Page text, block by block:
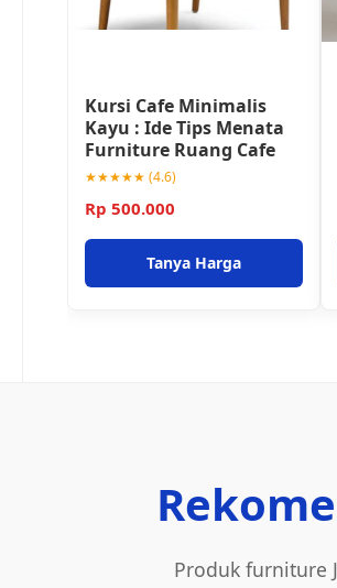
Kursi Cafe Minimalis
Kayu : Ide Tips Menata
Furniture Ruang Cafe
★★★★★ (4.6)
Rp 500.000
Tanya Harga
Produk furniture